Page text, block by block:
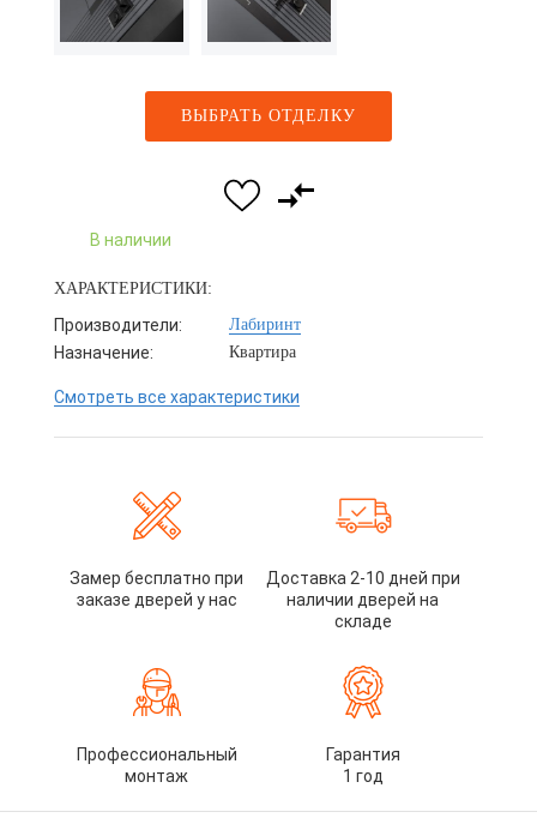
ВЫБРАТЬ ОТДЕЛКУ
В наличии
ХАРАКТЕРИСТИКИ:
Производители: Лабиринт
Назначение: Квартира
Смотреть все характеристики
Замер бесплатно при
заказе дверей у нас
Доставка 2-10 дней при
наличии дверей на
складе
Профессиональный
монтаж
Гарантия
1 год